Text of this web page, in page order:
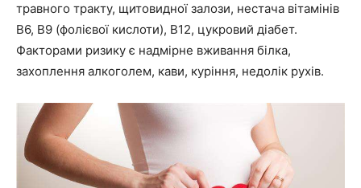
травного тракту, щитовидної залози, нестача вітамінів
В6, В9 (фолієвої кислоти), В12, цукровий діабет.
Факторами ризику є надмірне вживання білка,
захоплення алкоголем, кави, куріння, недолік рухів.